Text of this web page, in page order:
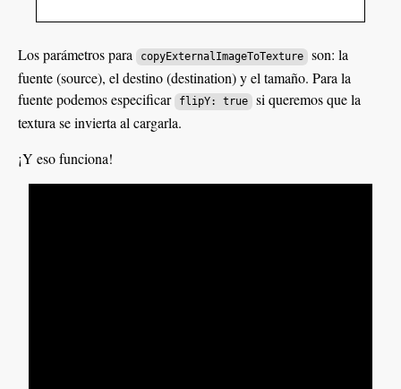
Los parámetros para copyExternalImageToTexture son: la
fuente (source), el destino (destination) y el tamaño. Para la
fuente podemos especificar
flipY: true si queremos que la
textura se invierta al cargarla.
¡Y eso funciona!